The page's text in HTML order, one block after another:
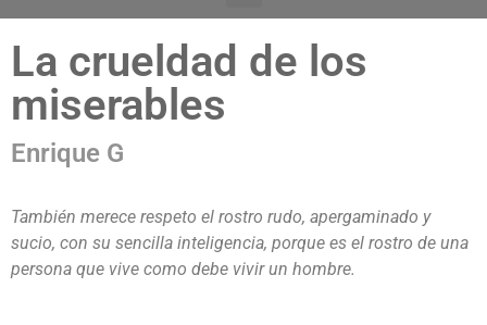
La crueldad de los
miserables
Enrique G
También merece respeto el rostro rudo, apergaminado y
sucio, con su sencilla inteligencia, porque es el rostro de una
persona que vive como debe vivir un hombre.